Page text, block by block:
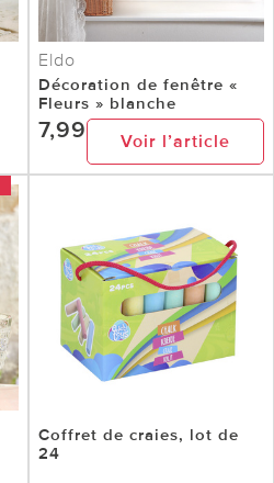
Eldo
Décoration de fenêtre «
Fleurs » blanche
7,99 Voir l’article
Coffret de craies, lot de
24